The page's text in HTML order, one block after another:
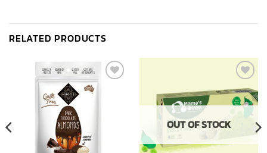
RELATED PRODUCTS
Add to
wishlist
OUT OF STOCK